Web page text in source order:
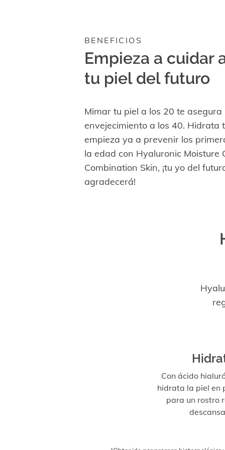
BENEFICIOS
Empieza a cuidar
tu piel del futuro
Mimar tu piel a los 20 te asegura
envejecimiento a los 40. Hidrata
empieza ya a prevenir los
la edad con Hyaluronic Moisture
Combination Skin, ¡tu yo del
agradecerá!
Con ácido
hidrata la piel en
para un rostro